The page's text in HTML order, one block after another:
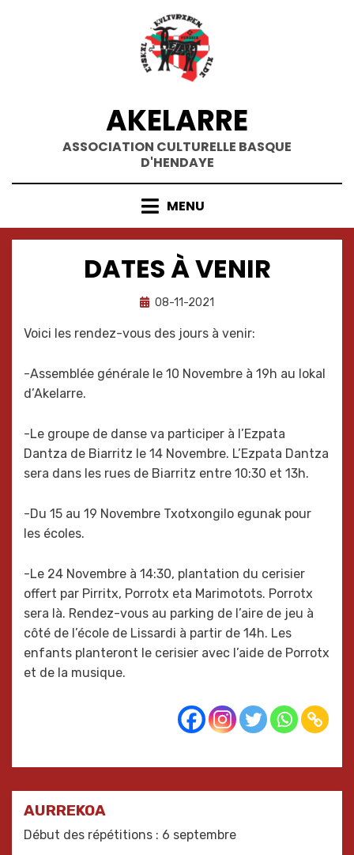
AKELARRE
ASSOCIATION CULTURELLE BASQUE
D'HENDAYE
MENU
DATES À VENIR
byOihane
Posted
08-11-2021
Voici les rendez-vous des jours à venir:
-Assemblée générale le 10 Novembre à 19h au lokal
d’Akelarre.
-Le groupe de danse va participer à l’Ezpata
Dantza de Biarritz le 14 Novembre. L’Ezpata Dantza
sera dans les rues de Biarritz entre 10:30 et 13h.
-Du 15 au 19 Novembre Txotxongilo egunak pour
les écoles.
-Le 24 Novembre à 14:30, plantation du cerisier
offert par Pirritx, Porrotx eta Marimotots. Porrotx
sera là. Rendez-vous au parking de l’aire de jeu à
côté de l’école de Lissardi à partir de 14h. Les
enfants planteront le cerisier avec l’aide de Porrotx
et de la musique.
Navigation
de
AURREKOA
Début des répétitions : 6 septembre